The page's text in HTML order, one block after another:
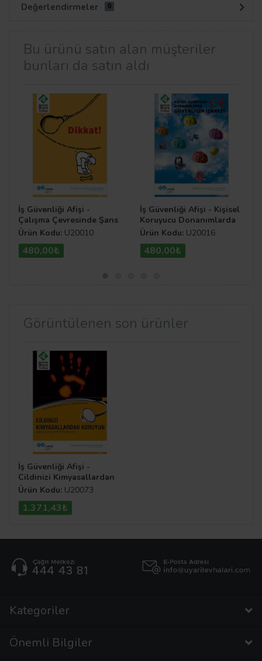
Değerlendirmeler 0
Bu ürünü satın alan müşteriler
bunları da satın aldı
İş Güvenliği Afişi -
Çalışma Çevresinde Şans
Her Zaman Yardımcı
Ürün Kodu: U20010
480,00₺
İş Güvenliği Afişi - Kişisel
Koruyucu Donanımlarda
Güvenliğin İşareti
Ürün Kodu: U20016
480,00₺
Görüntülenen son ürünler
İş Güvenliği Afişi -
Cildinizi Kimyasallardan
Koruyun
Ürün Kodu: U20073
1.371,43₺
Kategoriler
Önemli Bilgiler